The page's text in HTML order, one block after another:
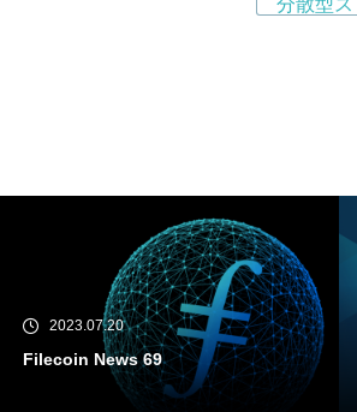
分散型
2023.07.18
IPFS News 192へようこそ!